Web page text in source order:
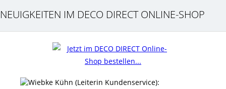
NEUIGKEITEN IM DECO DIRECT ONLINE-SHOP